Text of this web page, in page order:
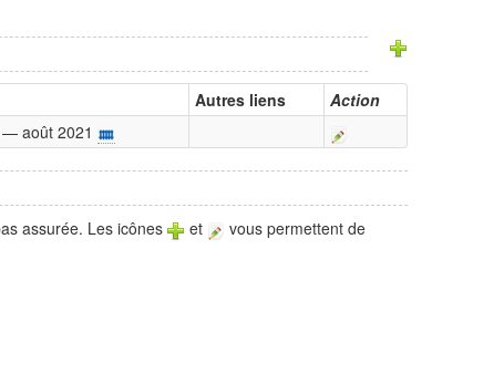
Autres liens
Action
août 2021
assurée. Les icônes et
vous permettent de